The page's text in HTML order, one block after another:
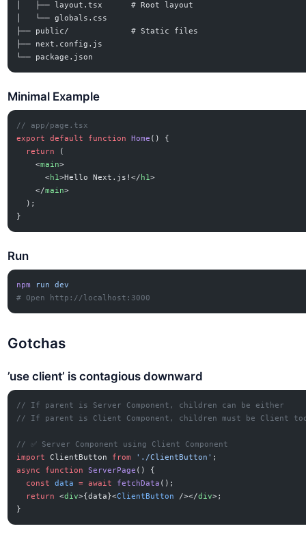
│   ├── layout.tsx      # Root layout
│   └── globals.css
├── public/             # Static files
├── next.config.js
└── package.json
Minimal Example
// app/page.tsx
export
default function Home () {
  return
(
    <
main>
      <
h1>Hello Next.js!</ h1>
    </
main>
  );
}
Run
npm run
dev
# Open http://localhost:3000
Gotchas
’use client’ is contagious downward
// If parent is Server Component, children can be either
// If parent is Client Component, children must be Client
// ✅ Server Component using Client Component
import
ClientButton from './ClientButton' ;
async
function ServerPage () {
  const
data = await fetchData ();
  return
<div>{data}<ClientButton /></div>;
}